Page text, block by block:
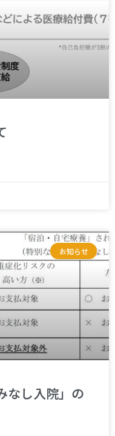
お知らせ
なし入院」の